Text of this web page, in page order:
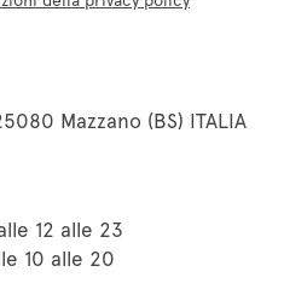
Mazzano (BS) ITALIA
12 alle 23
10 alle 20